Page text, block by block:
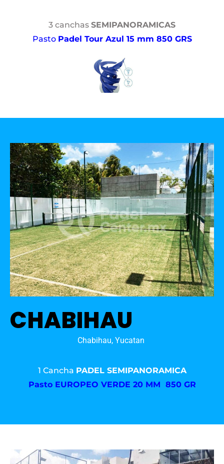
3 canchas SEMIPANORAMICAS
Pasto Padel Tour Azul 15 mm 850 GRS
CHABIHAU
Chabihau, Yucatan
1 Cancha PADEL SEMIPANORAMICA
Pasto EUROPEO VERDE 20 MM 850 GR